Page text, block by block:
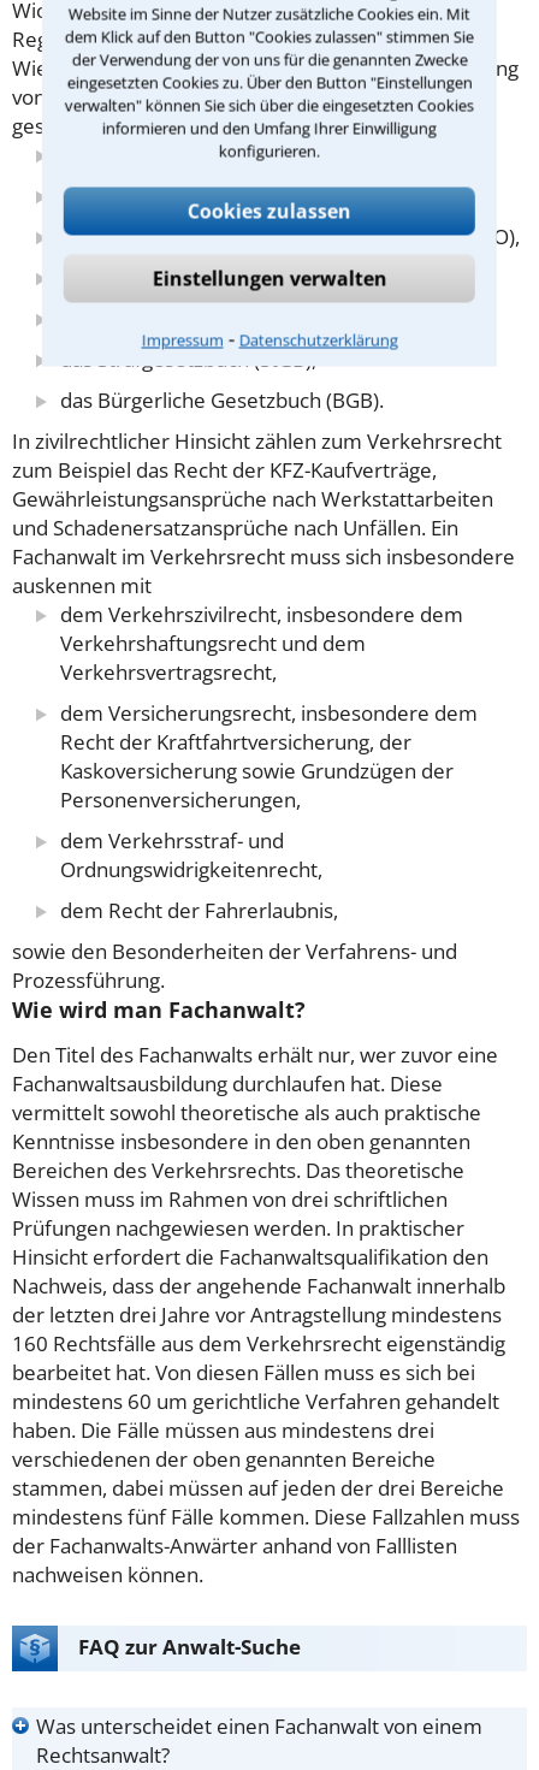
Website im Sinne der Nutzer zusätzliche Cookies ein. Mit
dem Klick auf den Button "Cookies zulassen" stimmen Sie
der Verwendung der von uns für die genannten Zwecke
eingesetzten Cookies zu. Über den Button "Einstellungen
verwalten" können Sie sich über die eingesetzten Cookies
informieren und den Umfang Ihrer Einwilligung
konfigurieren.
Cookies zulassen
Einstellungen verwalten
Impressum ⁃ Datenschutzerklärung
Wichtige Themen sind zum Beispiel die Folgen von
Regelverstößen im Straßenverkehr, die
Wiedererlangung der Fahrerlaubnis und die Zulassung
von Fahrzeugen zum Straßenverkehr.Wichtige
gesetzliche Regelungen sind zum Beispiel
das Straßenverkehrsgesetz (StVG),
die Straßenverkehrsordnung (StVO),
die Straßenverkehrs-Zulassungsordnung (StVZO),
die Fahrerlaubnis-Verordnung (FeV),
das Strafgesetzbuch (StGB),
das Bürgerliche Gesetzbuch (BGB).
In zivilrechtlicher Hinsicht zählen zum Verkehrsrecht
zum Beispiel das Recht der KFZ-Kaufverträge,
Gewährleistungsansprüche nach Werkstattarbeiten
und Schadenersatzansprüche nach Unfällen. Ein
Fachanwalt im Verkehrsrecht muss sich insbesondere
auskennen mit
dem Verkehrszivilrecht, insbesondere dem
Verkehrshaftungsrecht und dem
Verkehrsvertragsrecht,
dem Versicherungsrecht, insbesondere dem
Recht der Kraftfahrtversicherung, der
Kaskoversicherung sowie Grundzügen der
Personenversicherungen,
dem Verkehrsstraf- und
Ordnungswidrigkeitenrecht,
dem Recht der Fahrerlaubnis,
sowie den Besonderheiten der Verfahrens- und
Prozessführung.
Wie wird man Fachanwalt?
Den Titel des Fachanwalts erhält nur, wer zuvor eine
Fachanwaltsausbildung durchlaufen hat. Diese
vermittelt sowohl theoretische als auch praktische
Kenntnisse insbesondere in den oben genannten
Bereichen des Verkehrsrechts. Das theoretische
Wissen muss im Rahmen von drei schriftlichen
Prüfungen nachgewiesen werden. In praktischer
Hinsicht erfordert die Fachanwaltsqualifikation den
Nachweis, dass der angehende Fachanwalt innerhalb
der letzten drei Jahre vor Antragstellung mindestens
160 Rechtsfälle aus dem Verkehrsrecht eigenständig
bearbeitet hat. Von diesen Fällen muss es sich bei
mindestens 60 um gerichtliche Verfahren gehandelt
haben. Die Fälle müssen aus mindestens drei
verschiedenen der oben genannten Bereiche
stammen, dabei müssen auf jeden der drei Bereiche
mindestens fünf Fälle kommen. Diese Fallzahlen muss
der Fachanwalts-Anwärter anhand von Falllisten
nachweisen können.
FAQ zur Anwalt-Suche
Was unterscheidet einen Fachanwalt von einem
Rechtsanwalt?